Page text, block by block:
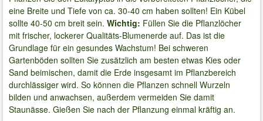
eine Breite und Tiefe von ca. 30-40 cm haben sollten! Ein Kübel
sollte 40-50 cm breit sein. Wichtig: Füllen Sie die Pflanzlöcher
mit frischer, lockerer Qualitäts-Blumenerde auf. Das ist die
Grundlage für ein gesundes Wachstum! Bei schweren
Gartenböden sollten Sie zusätzlich am besten etwas Kies oder
Sand beimischen, damit die Erde insgesamt im Pflanzbereich
durchlässiger wird. So können die Pflanzen schnell Wurzeln
bilden und anwachsen, außerdem vermeiden Sie damit
Staunässe. Gießen Sie nach der Pflanzung einmal kräftig an.